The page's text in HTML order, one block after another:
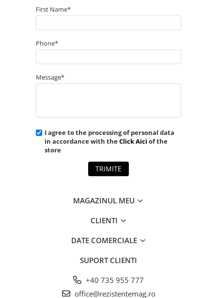
First Name*
Phone*
Message*
I agree to the processing of personal data
in accordance with theClick Aici of the
store
TRIMITE
MAGAZINUL MEU
CLIENTI
DATE COMERCIALE
SUPORT CLIENTI
+40 735 955 777
office@rezistentemag.ro